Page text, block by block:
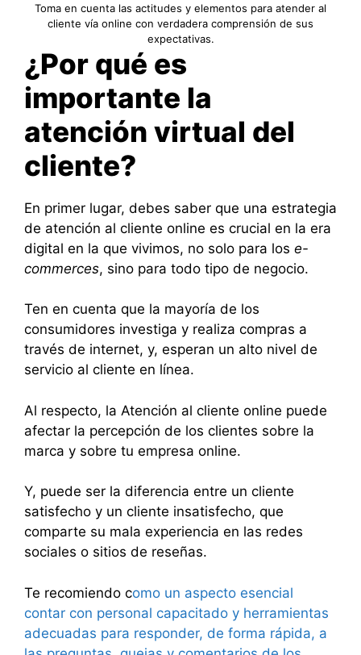
Toma en cuenta las actitudes y elementos para atender al
cliente vía online con verdadera comprensión de sus
expectativas.
¿Por qué es
importante la
atención virtual del
cliente?
En primer lugar, debes saber que una estrategia
de atención al cliente online es crucial en la era
digital en la que vivimos, no solo para los e-
commerces, sino para todo tipo de negocio.
Ten en cuenta que la mayoría de los
consumidores investiga y realiza compras a
través de internet, y, esperan un alto nivel de
servicio al cliente en línea.
Al respecto, la Atención al cliente online puede
afectar la percepción de los clientes sobre la
marca y sobre tu empresa online.
Y, puede ser la diferencia entre un cliente
satisfecho y un cliente insatisfecho, que
comparte su mala experiencia en las redes
sociales o sitios de reseñas.
Te recomiendo como un aspecto esencial
contar con personal capacitado y herramientas
adecuadas para responder, de forma rápida, a